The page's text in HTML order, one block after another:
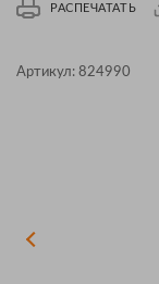
РАСПЕЧАТАТЬ
Артикул: 824990